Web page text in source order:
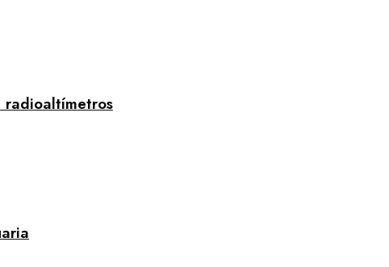
radioaltímetros